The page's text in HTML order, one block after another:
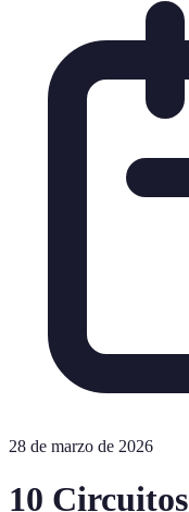
28 de marzo de 2026
10